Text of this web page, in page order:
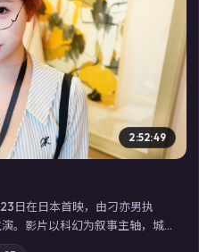
2:52:49
日在日本首映，由刁亦男执
。影片以科幻为叙事主轴，城
；摄影与配乐强化地域气质；